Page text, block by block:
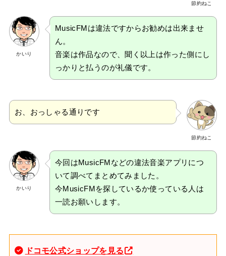
節約ねこ
かいり
MusicFMは違法ですからお勧めは出来ませ
ん。
音楽は作品なので、聞く以上は作った側にし
っかりと払うのが礼儀です。
節約ねこ
お、おっしゃる通りです
かいり
今回はMusicFMなどの違法音楽アプリにつ
いて調べてまとめてみました。
今MusicFMを探しているか使っている人は
一読お願いします。
ドコモ公式ショップを見る